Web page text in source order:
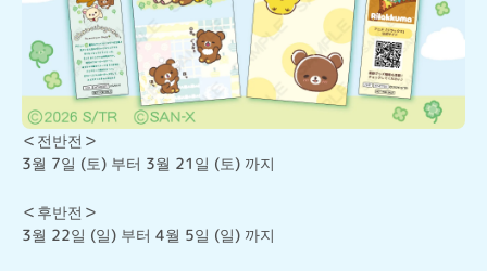
＜전반전＞
3월 7일 (토) 부터 3월 21일 (토) 까지
＜후반전＞
3월 22일 (일) 부터 4월 5일 (일) 까지